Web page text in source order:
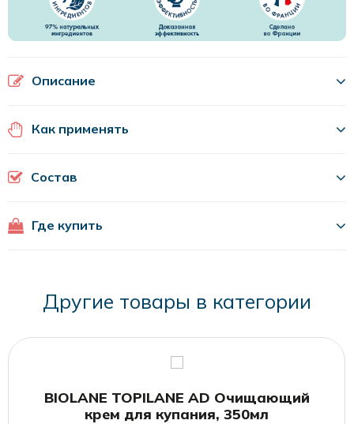
Описание
Как применять
Состав
Где купить
kaspi.kz aptekaplus.kzozon.kzwildberries.kz
Другие товары в категории
BIOLANE TOPILANE AD Очищающий
крем для купания, 350мл